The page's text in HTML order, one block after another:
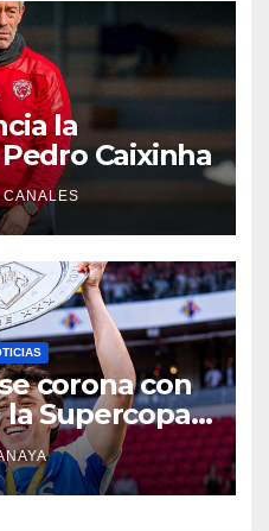
la
Caixinha
corona con
Supercopa